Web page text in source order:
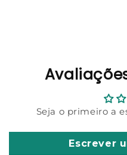
Seja o primeiro a
Escrever